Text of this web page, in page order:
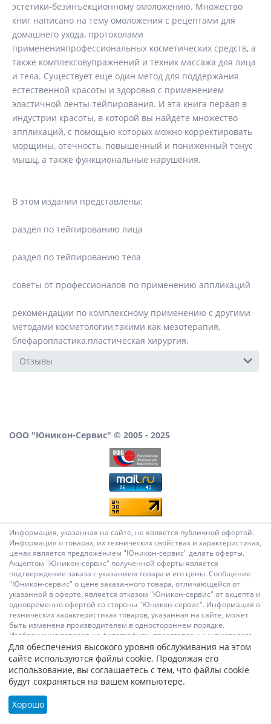
эстетики-безинъекционному омоложению. Множество
книг написано на тему омоложения с рецептами для
домашнего ухода, протоколами
примененияпрофессиональных косметических средств, а
также комплексовупражнений и техник массажа для лица
и тела. Существует еще один метод для поддержания
естественной красоты и здоровья с применением
эластичной ленты-тейпирования. И эта книга первая в
индустрии красоты, в которой вы найдете множество
аппликаций, с помощью которых можно корректировать
морщины, отечность, повышенный и пониженный тонус
мышц, а также функциональные нарушения.
В этом издании представлены:
раздел по тейпированию лица
раздел по тейпированию тела
советы от профессионалов по применению аппликаций
рекомендации по комплексному применению с другими
методами косметологии,такими как мезотерапия,
блефаропластика,пластическая хирургия.
Отзывы
ООО "Юникон-Сервис" © 2005 - 2025
Информация, указанная на сайте, не является публичной офертой.
Информация о товарах, их технических свойствах и характеристиках,
ценах является предложением "Юникон-сервис" делать оферты.
Акцептом "Юникон-сервис" полученной оферты является
подтверждение заказа с указанием товара и его цены. Сообщение
"Юникон-сервис" о цене заказанного товара, отличающейся от
указанной в оферте, является отказом "Юникон-сервис" от акцепта и
одновременно офертой со стороны "Юникон-сервис". Информация о
технических характеристиках товаров, указанная на сайте, может
быть изменена производителем в одностороннем порядке.
Изображения товаров на фотографиях, представленных в каталоге
на сайте, могут отличаться от оригиналов. Информация о цене
товара, указанная в каталоге на сайте, может отличаться от
фактической к моменту оформления заказа на соответствующий
товар. Подтверждением цены заказанного товара является
сообщение "Юникон-сервис" о цене такого товара. Администрация
Сайта не несет ответственности за содержание сообщений и других
материалов на сайте, их возможное несоответствие действующему
Для обеспечения высокого уровня обслуживания на этом
сайте используются файлы cookie. Продолжая его
использование, вы соглашаетесь с тем, что файлы cookie
будут сохраняться на вашем компьютере.
Хорошо